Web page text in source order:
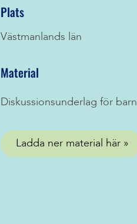
Plats
Västmanlands län
Material
Diskussionsunderlag för barn
Ladda ner material här